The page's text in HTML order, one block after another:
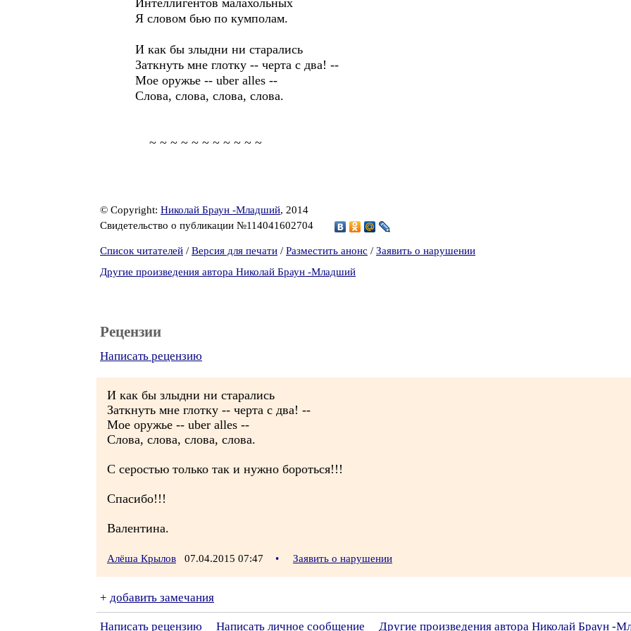
Интеллигентов малахольных
Я словом бью по кумполам.
И как бы злыдни ни старались
Заткнуть мне глотку -- черта с два! --
Мое оружье -- uber alles --
Слова, слова, слова, слова.
~ ~ ~ ~ ~ ~ ~ ~ ~ ~ ~
© Copyright: Николай Браун -Младший, 2014
Свидетельство о публикации №114041602704
Список читателей / Версия для печати / Разместить анонс / Заявить о нарушении
Другие произведения автора Николай Браун -Младший
Рецензии
Написать рецензию
И как бы злыдни ни старались
Заткнуть мне глотку -- черта с два! --
Мое оружье -- uber alles --
Слова, слова, слова, слова.
С серостью только так и нужно бороться!!!
Спасибо!!!
Валентина.
Алёша Крылов 07.04.2015 07:47 • Заявить о нарушении
+ добавить замечания
Написать рецензию Написать личное сообщение Другие произведения автора Николай Браун -